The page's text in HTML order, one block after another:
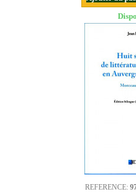
REFERENCE: